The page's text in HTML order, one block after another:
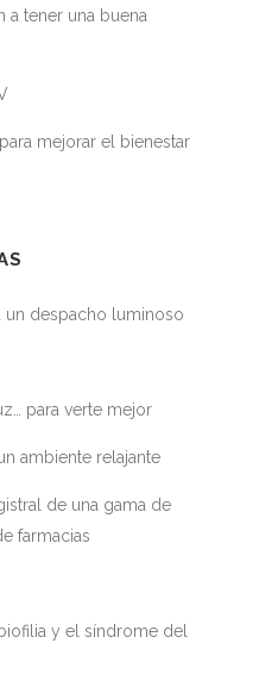
a tener una buena
mejorar el bienestar
un despacho luminoso
para verte mejor
ambiente relajante
de una gama de
farmacias
y el síndrome del